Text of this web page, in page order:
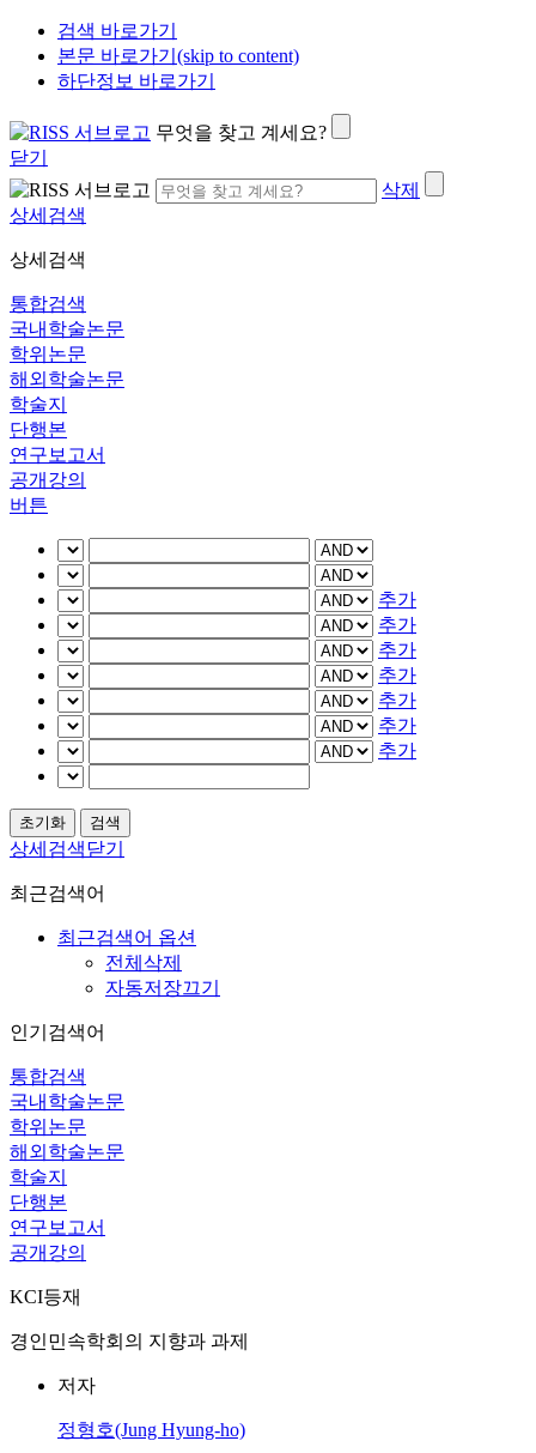
검색 바로가기
본문 바로가기(skip to content)
하단정보 바로가기
무엇을 찾고 계세요?
닫기
삭제
상세검색
상세검색
통합검색
국내학술논문
학위논문
해외학술논문
학술지
단행본
연구보고서
공개강의
버튼
추가
추가
추가
추가
추가
추가
추가
상세검색닫기
최근검색어
최근검색어 옵션
전체삭제
자동저장끄기
인기검색어
통합검색
국내학술논문
학위논문
해외학술논문
학술지
단행본
연구보고서
공개강의
KCI등재
경인민속학회의 지향과 과제
저자
정형호(Jung Hyung-ho)